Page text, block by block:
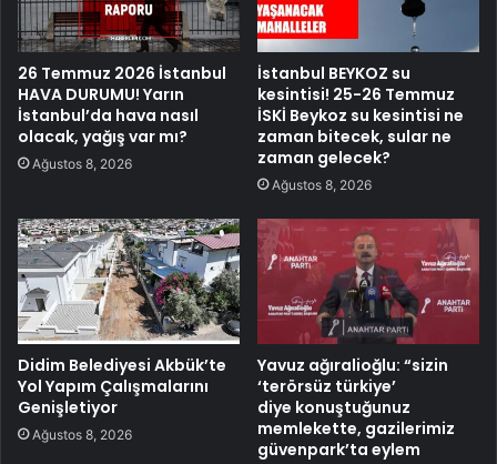
26 Temmuz 2026 İstanbul
HAVA DURUMU! Yarın
İstanbul’da hava nasıl
olacak, yağış var mı?
Ağustos 8, 2026
İstanbul BEYKOZ su
kesintisi! 25-26 Temmuz
İSKİ Beykoz su kesintisi ne
zaman bitecek, sular ne
zaman gelecek?
Ağustos 8, 2026
Didim Belediyesi Akbük’te
Yol Yapım Çalışmalarını
Genişletiyor
Ağustos 8, 2026
Yavuz ağıralioğlu: “sizin
‘terörsüz türkiye’
diye konuştuğunuz
memlekette, gazilerimiz
güvenpark’ta eylem